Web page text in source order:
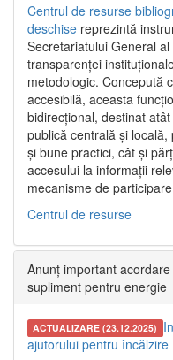
Centrul de resurse
deschise reprezintă
Secretariatului General
transparenței
metodologic. Concepută
accesibilă, aceasta
bidirecțional, destinat
publică centrală și
și bune practici, cât și
accesului la informații
mecanisme de
Centrul de resurse
Anunț important
supliment pentru energie
ACTUALIZARE (23.12.2025)
ajutorului pentru încălzire